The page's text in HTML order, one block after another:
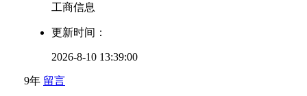
工商信息
更新时间：
2026-8-10 13:39:00
9年 留言